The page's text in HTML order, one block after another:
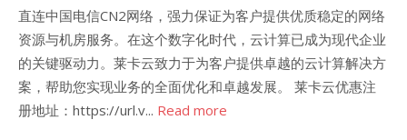
直连中国电信CN2网络，强力保证为客户提供优质稳定的网络
资源与机房服务。在这个数字化时代，云计算已成为现代企业
的关键驱动力。莱卡云致力于为客户提供卓越的云计算解决方
案，帮助您实现业务的全面优化和卓越发展。 莱卡云优惠注
册地址：https://url.v... Read more